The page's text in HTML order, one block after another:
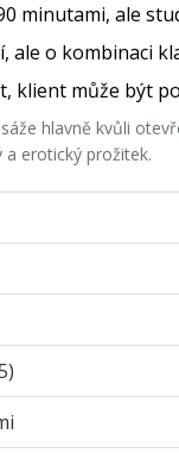
minutami, ale
ale o kombinaci
klient může být
hlavně kvůli
erotický prožitek.